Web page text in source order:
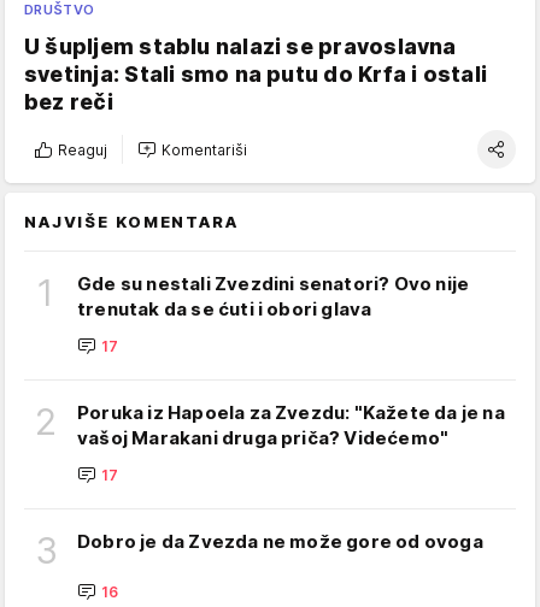
DRUŠTVO
U šupljem stablu nalazi se pravoslavna
svetinja: Stali smo na putu do Krfa i ostali
bez reči
Reaguj Komentariši
NAJVIŠE KOMENTARA
1
Gde su nestali Zvezdini senatori? Ovo nije
trenutak da se ćuti i obori glava
17
2
Poruka iz Hapoela za Zvezdu: "Kažete da je na
vašoj Marakani druga priča? Videćemo"
17
3 Dobro je da Zvezda ne može gore od ovoga
16